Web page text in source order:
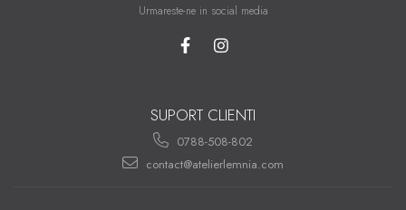
Urmareste-ne in social media
SUPORT CLIENTI
0788-508-802
contact@atelierlemnia.com